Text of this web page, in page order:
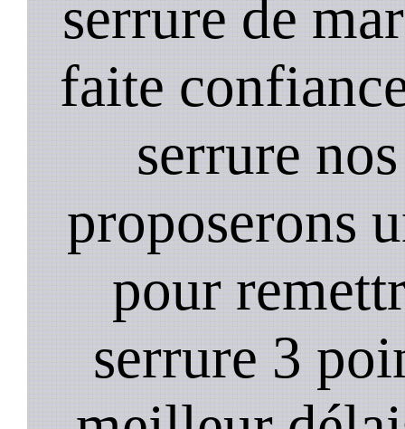
serrure de
faite
serrure
proposerons
pour
serrure 3